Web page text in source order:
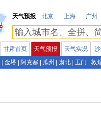
天气预报
北京 上海 广州
甘肃首页 天气预报 天气实况
金塔 阿克塞 瓜州 肃北 玉门 敦